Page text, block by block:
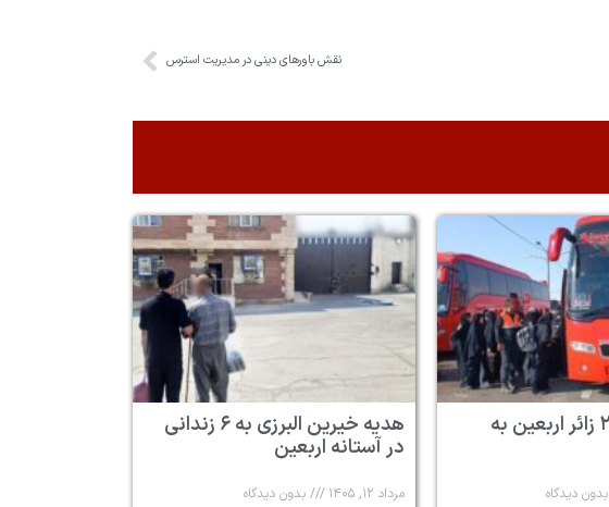
نقش باور‌های دینی در مدیریت استرس
بازگشت ۲۷۶۰ زائر اربعین به
بدون دیدگاه
هدیه خیرین البرزی به ۶ زندانی
در آستانه اربعین
مرداد ۱۲, ۱۴۰۵ بدون دیدگاه